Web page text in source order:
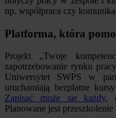
np. współpraca czy
Platforma, która
Projekt „Twoje
zapotrzebowanie rynku
Uniwersytet SWPS w
uruchamiają bezpłatne
Zapisać może się każdy,
Planowane jest przeszkolenie